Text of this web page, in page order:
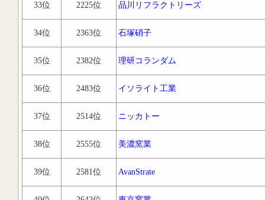
33位 2225位 品川リフラクトリーズ
34位 2363位 石塚硝子
35位 2382位 理研コランダム
36位 2483位 イソライト工業
37位 2514位 ニッカトー
38位 2555位 美濃窯業
39位 2581位 AvanStrate